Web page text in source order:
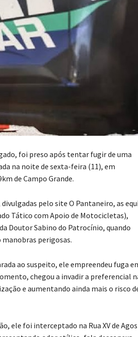
foi preso após tentar fugir de uma
na noite de sexta-feira (11), em
de Campo Grande.
pelo site O Pantaneiro, as
Tático com Apoio de Motocicletas),
Doutor Sabino do Patrocínio, quando
perigosas.
ao suspeito, ele empreendeu fuga
chegou a invadir a preferencial
e aumentando ainda mais o risco
ele foi interceptado na Rua XV de